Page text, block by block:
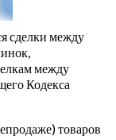
сделки между
между
Кодекса
товаров